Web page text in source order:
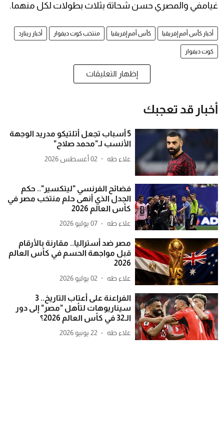
غيامفي والمصري حسن شحاتة بثلاث بطولات لكل منهما.
أخبار كأس أمم إفريقيا كأس أمم إفريقيا منتخب كوت ديفوار أخبار رينارد
كوت ديفوار
إظهار التعليقات
أخبار قد تعجبك
5 أسباب تجعل أتلتيكو مدريد الوجهة
الأنسب لـ"محمد صلاح"
علاء طه 02 أغسطس 2026
فضائح الفرنسي "ليتكسير".. حكم
الجدل الذي أنهى حلم منتخب مصر في
كأس العالم 2026
علاء طه 07 يوليو 2026
مصر ضد أستراليا.. مقارنة بالأرقام
قبل مواجهة الحسم في كأس العالم
2026
علاء طه 02 يوليو 2026
الفراعنة على أعتاب التاريخ.. 3
سيناريوهات لتأهل "مصر" إلى دور
الـ32 في كأس العالم 2026؟
علاء طه 22 يونيو 2026